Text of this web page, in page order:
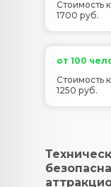
от 100
Стоимость
1700 руб.
Стоимость
1250 руб.